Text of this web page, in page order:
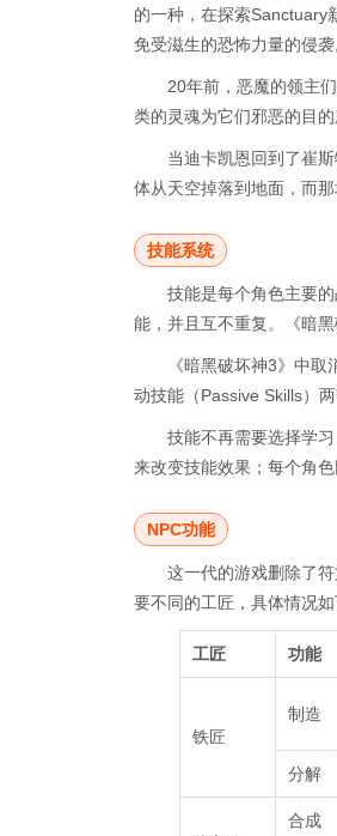
的一种，在探索Sanctuary
免受滋生的恐怖力量的侵袭
20年前，恶魔的领主
类的灵魂为它们邪恶的目
当迪卡凯恩回到了崔
体从天空掉落到地面，而
技能系统
技能是每个角色主要
能，并且互不重复。《暗
《暗黑破坏神3》中
动技能（Passive Skills）
技能不再需要选择学
来改变技能效果；每个角
NPC功能
这一代的游戏删除了
要不同的工匠，具体情况如
工匠 功能
铁匠
制造
分解
合成